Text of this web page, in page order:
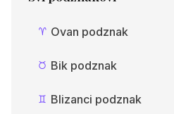
A Ovan podznak
B Bik podznak
C Blizanci podznak